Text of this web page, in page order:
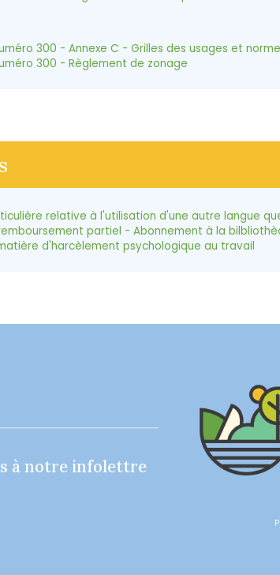
300 - Annexe C - Grilles des usages et
300 - Règlement de zonage
relative à l'utilisation d'une autre langue
partiel - Abonnement à la
d'harcèlement psychologique au travail
à notre infolettre